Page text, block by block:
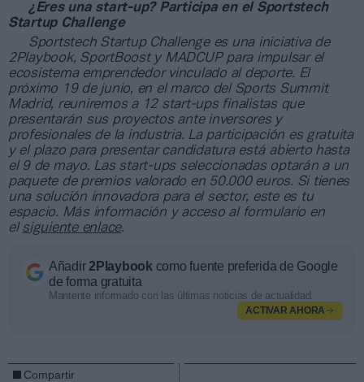
¿Eres una start-up? Participa en el Sportstech
Startup Challenge
Sportstech Startup Challenge es una iniciativa de
2Playbook, SportBoost y MADCUP para impulsar el
ecosistema emprendedor vinculado al deporte. El
próximo 19 de junio, en el marco del Sports Summit
Madrid, reuniremos a 12 start-ups finalistas que
presentarán sus proyectos ante inversores y
profesionales de la industria. La participación es gratuita
y el plazo para presentar candidatura está abierto hasta
el 9 de mayo. Las start-ups seleccionadas optarán a un
paquete de premios valorado en 50.000 euros. Si tienes
una solución innovadora para el sector, este es tu
espacio. Más información y acceso al formulario en
el siguiente enlace.
Añadir2Playbook como fuente preferida de Google
de forma gratuita
Mantente informado con las últimas noticias de actualidad.
ACTIVAR AHORA
Compartir